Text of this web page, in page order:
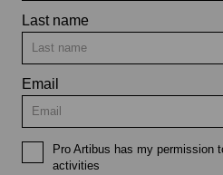
Last name
Email
Pro Artibus has my permission
activities